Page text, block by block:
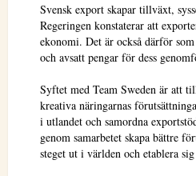
Svensk export skapar tillväxt,
Regeringen konstaterar att
ekonomi. Det är också därför
och avsatt pengar för dess
Syftet med Team Sweden är att
kreativa näringarnas
i utlandet och samordna
genom samarbetet skapa bättre
steget ut i världen och etablera